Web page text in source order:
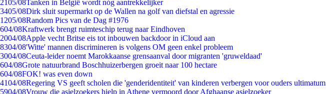
2105/08Tanken in België wordt nóg aantrekkelijker
3405/08Dirk sluit supermarkt op de Wallen na golf van diefstal en agressie
1205/08Random Pics van de Dag #1976
604/08Kraftwerk brengt ruimteschip terug naar Eindhoven
2004/08Apple vecht Britse eis tot inbouwen backdoor in iCloud aan
8304/08'Witte' mannen discrimineren is volgens OM geen enkel probleem
3004/08Ceuta-leider noemt Marokkaanse grensaanval door migranten 'gruweldaad'
604/08Grote natuurbrand Boschhuizerbergen groeit naar 100 hectare
604/08FOK! was even down
4104/08Regering VS geeft scholen die 'genderidentiteit' van kinderen verbergen voor ouders ultimatum
5904/08Vrouw die asielzoekers hielp in Athene vermoord door Afghaanse asielzoeker